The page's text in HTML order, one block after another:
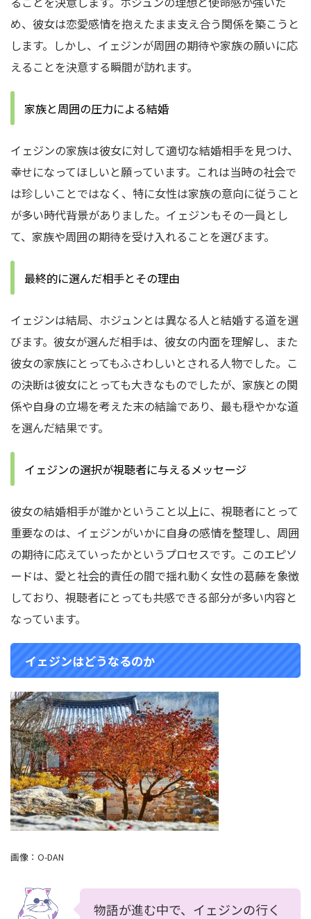
め、彼女は恋愛感情を抱えたまま支え合う関係を築こうと
します。しかし、イェジンが周囲の期待や家族の願いに応
えることを決意する瞬間が訪れます。
家族と周囲の圧力による結婚
イェジンの家族は彼女に対して適切な結婚相手を見つけ、
幸せになってほしいと願っています。これは当時の社会で
は珍しいことではなく、特に女性は家族の意向に従うこと
が多い時代背景がありました。イェジンもその一員とし
て、家族や周囲の期待を受け入れることを選びます。
最終的に選んだ相手とその理由
イェジンは結局、ホジュンとは異なる人と結婚する道を選
びます。彼女が選んだ相手は、彼女の内面を理解し、また
彼女の家族にとってもふさわしいとされる人物でした。こ
の決断は彼女にとっても大きなものでしたが、家族との関
係や自身の立場を考えた末の結論であり、最も穏やかな道
を選んだ結果です。
イェジンの選択が視聴者に与えるメッセージ
彼女の結婚相手が誰かということ以上に、視聴者にとって
重要なのは、イェジンがいかに自身の感情を整理し、周囲
の期待に応えていったかというプロセスです。このエピソ
ードは、愛と社会的責任の間で揺れ動く女性の葛藤を象徴
しており、視聴者にとっても共感できる部分が多い内容と
なっています。
イェジンはどうなるのか
画像： O-DAN
物語が進む中で、イェジンの行く